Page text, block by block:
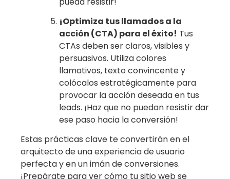
¡Optimiza tus llamados a la
acción (CTA) para el éxito! Tus
CTAs deben ser claros, visibles y
persuasivos. Utiliza colores
llamativos, texto convincente y
colócalos estratégicamente para
provocar la acción deseada en tus
leads. ¡Haz que no puedan resistir dar
ese paso hacia la conversión!
Estas prácticas clave te convertirán en el
arquitecto de una experiencia de usuario
perfecta y en un imán de conversiones.
¡Prepárate para ver cómo tu sitio web se